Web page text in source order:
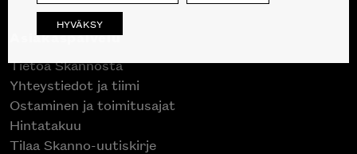
Asiakaspalvelu
Tietoa Skannosta
Yhteystiedot ja tiimi
Ostaminen ja toimitusajat
Hintatakuu
Tilaa Skanno-uutiskirje
HYVÄKSY